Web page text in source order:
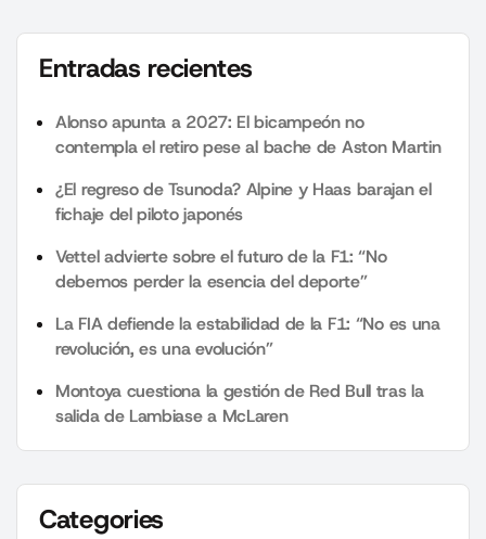
Entradas recientes
Alonso apunta a 2027: El bicampeón no
contempla el retiro pese al bache de Aston Martin
¿El regreso de Tsunoda? Alpine y Haas barajan el
fichaje del piloto japonés
Vettel advierte sobre el futuro de la F1: “No
debemos perder la esencia del deporte”
La FIA defiende la estabilidad de la F1: “No es una
revolución, es una evolución”
Montoya cuestiona la gestión de Red Bull tras la
salida de Lambiase a McLaren
Categories